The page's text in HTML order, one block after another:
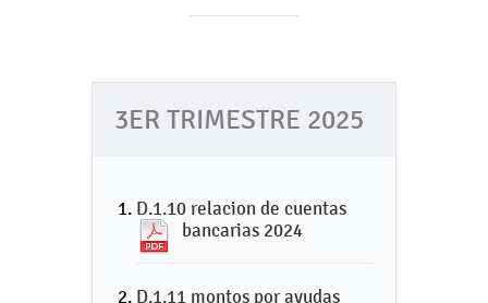
3ER TRIMESTRE 2025
D.1.10 relacion de cuentas
bancarias 2024
D.1.11 montos por ayudas